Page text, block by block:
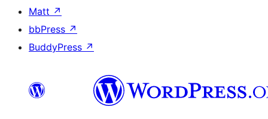
Matt ↗
bbPress ↗
BuddyPress ↗